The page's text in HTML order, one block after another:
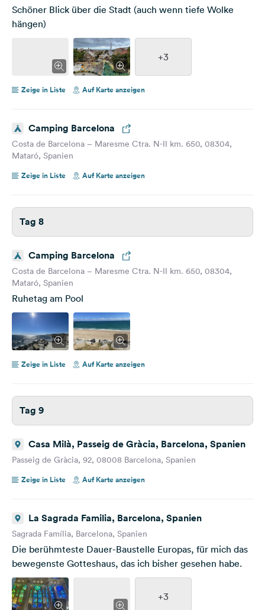
Schöner Blick über die Stadt (auch wenn tiefe Wolke
hängen)
+3
Zeige in Liste Auf Karte anzeigen
Camping Barcelona
Costa de Barcelona – Maresme Ctra. N-II km. 650, 08304,
Mataró, Spanien
Zeige in Liste
Auf Karte anzeigen
Tag 8
Camping Barcelona
Costa de Barcelona – Maresme Ctra. N-II km. 650, 08304,
Mataró, Spanien
Ruhetag am Pool
Zeige in Liste Auf Karte anzeigen
Tag 9
Casa Milà, Passeig de Gràcia, Barcelona, Spanien
Passeig de Gràcia, 92, 08008 Barcelona, Spanien
Zeige in Liste
Auf Karte anzeigen
La Sagrada Familia, Barcelona, Spanien
Sagrada Família, Barcelona, Spanien
Die berühmteste Dauer-Baustelle Europas, für mich das
bewegenste Gotteshaus, das ich bisher gesehen habe.
+3